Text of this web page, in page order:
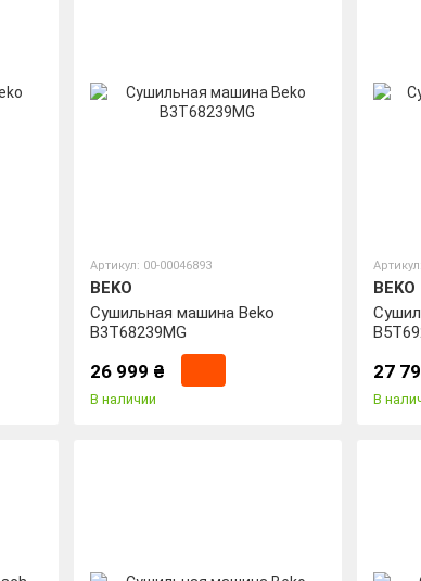
Артикул: 00-00046893
BEKO
Сушильная машина Beko
B3T68239MG
26 999 ₴
В наличии
BEKO
27
В